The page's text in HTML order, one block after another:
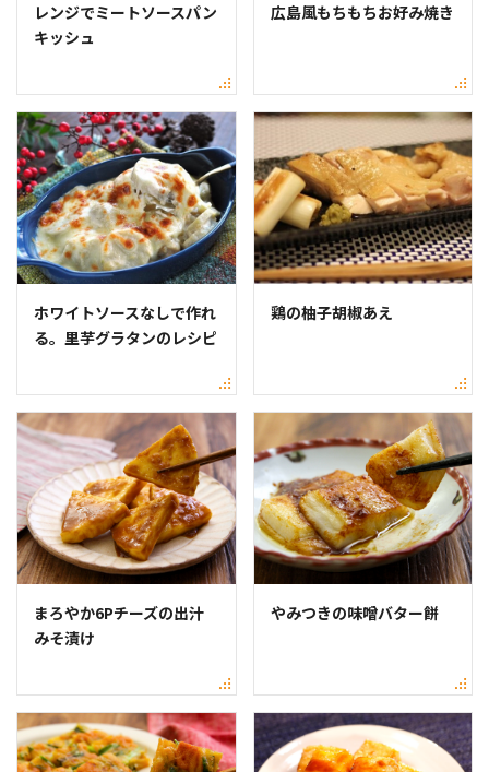
レンジでミートソースパン
キッシュ
広島風もちもちお好み焼き
ホワイトソースなしで作れ
る。里芋グラタンのレシピ
鶏の柚子胡椒あえ
まろやか6Pチーズの出汁
みそ漬け
やみつきの味噌バター餅